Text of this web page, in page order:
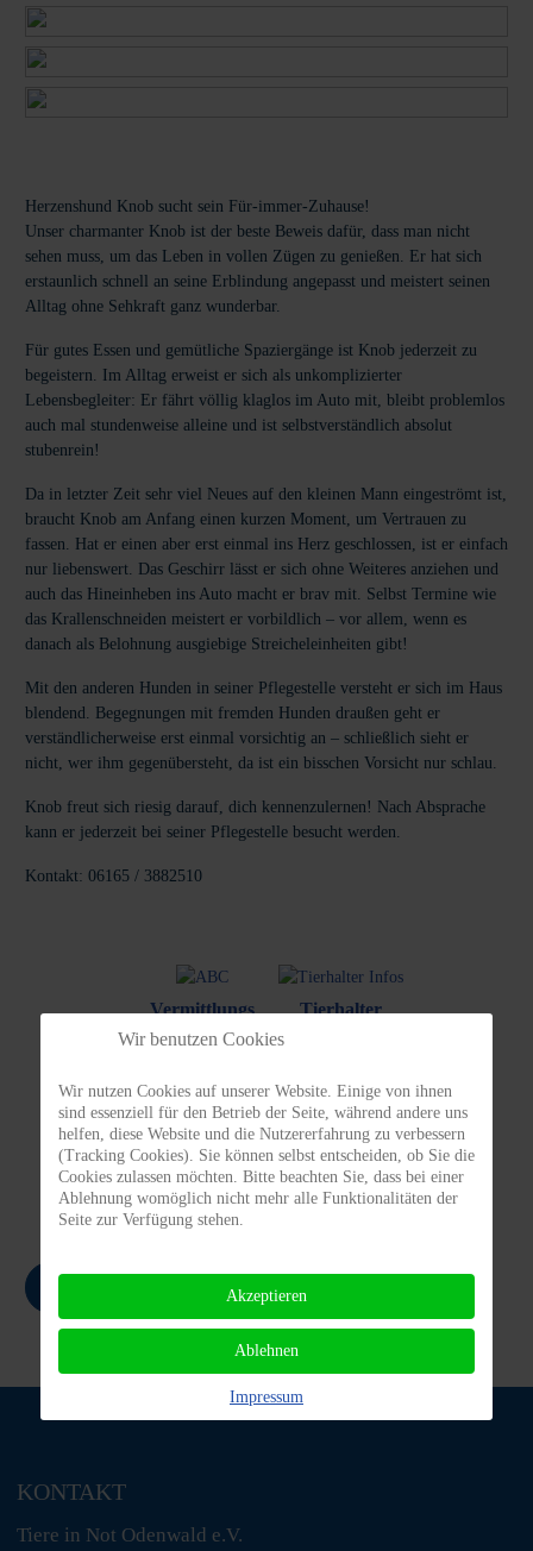
Herzenshund Knob sucht sein Für-immer-Zuhause!
Unser charmanter Knob ist der beste Beweis dafür, dass man nicht
sehen muss, um das Leben in vollen Zügen zu genießen. Er hat sich
erstaunlich schnell an seine Erblindung angepasst und meistert seinen
Alltag ohne Sehkraft ganz wunderbar.
Für gutes Essen und gemütliche Spaziergänge ist Knob jederzeit zu
begeistern. Im Alltag erweist er sich als unkomplizierter
Lebensbegleiter: Er fährt völlig klaglos im Auto mit, bleibt problemlos
auch mal stundenweise alleine und ist selbstverständlich absolut
stubenrein!
Da in letzter Zeit sehr viel Neues auf den kleinen Mann eingeströmt ist,
braucht Knob am Anfang einen kurzen Moment, um Vertrauen zu
fassen. Hat er einen aber erst einmal ins Herz geschlossen, ist er einfach
nur liebenswert. Das Geschirr lässt er sich ohne Weiteres anziehen und
auch das Hineinheben ins Auto macht er brav mit. Selbst Termine wie
das Krallenschneiden meistert er vorbildlich – vor allem, wenn es
danach als Belohnung ausgiebige Streicheleinheiten gibt!
Mit den anderen Hunden in seiner Pflegestelle versteht er sich im Haus
blendend. Begegnungen mit fremden Hunden draußen geht er
verständlicherweise erst einmal vorsichtig an – schließlich sieht er
nicht, wer ihm gegenübersteht, da ist ein bisschen Vorsicht nur schlau.
Knob freut sich riesig darauf, dich kennenzulernen! Nach Absprache
kann er jederzeit bei seiner Pflegestelle besucht werden.
Kontakt: 06165 / 3882510
Vermittlungs
ABC
Tierhalter
Vermittlungs-
bogen
Spenden/
Patenschaften
KONTAKT
Tiere in Not Odenwald e.V.
Wir benutzen Cookies
Wir nutzen Cookies auf unserer Website. Einige von ihnen
sind essenziell für den Betrieb der Seite, während andere uns
helfen, diese Website und die Nutzererfahrung zu verbessern
(Tracking Cookies). Sie können selbst entscheiden, ob Sie die
Cookies zulassen möchten. Bitte beachten Sie, dass bei einer
Ablehnung womöglich nicht mehr alle Funktionalitäten der
Seite zur Verfügung stehen.
Akzeptieren
Ablehnen
Impressum